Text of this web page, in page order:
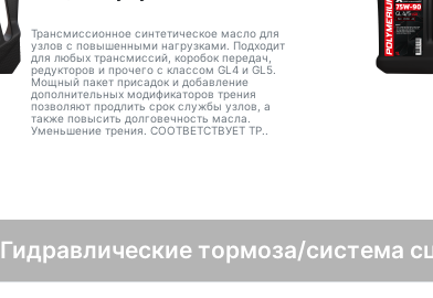
Трансмиссионное синтетическое масло для
узлов с повышенными нагрузками. Подходит
для любых трансмиссий, коробок передач,
редукторов и прочего с классом GL4 и GL5.
Мощный пакет присадок и добавление
дополнительных модификаторов трения
позволяют продлить срок службы узлов, а
также повысить долговечность масла.
Уменьшение трения. СООТВЕТСТВУЕТ ТР..
Гидравлические тормоза/система